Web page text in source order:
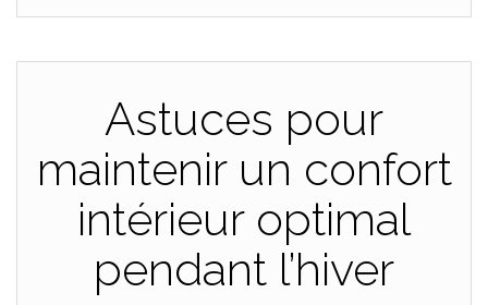
Astuces pour
maintenir un confort
intérieur optimal
pendant l’hiver